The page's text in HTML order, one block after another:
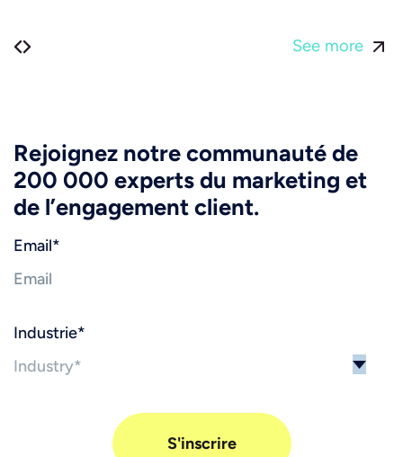
See more
Rejoignez notre communauté de
200 000 experts du marketing et
de l’engagement client.
Email*
Industrie*